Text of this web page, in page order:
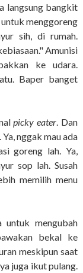
langsung bangkit
menggoreng
sih, di rumah.
Amunisi
ke udara.
Baper banget
picky eater. Dan
nggak mau ada
goreng lah. Ya,
sop lah. Susah
memilih menu
untuk mengubah
bekal ke
meskipun saat
juga ikut pulang.